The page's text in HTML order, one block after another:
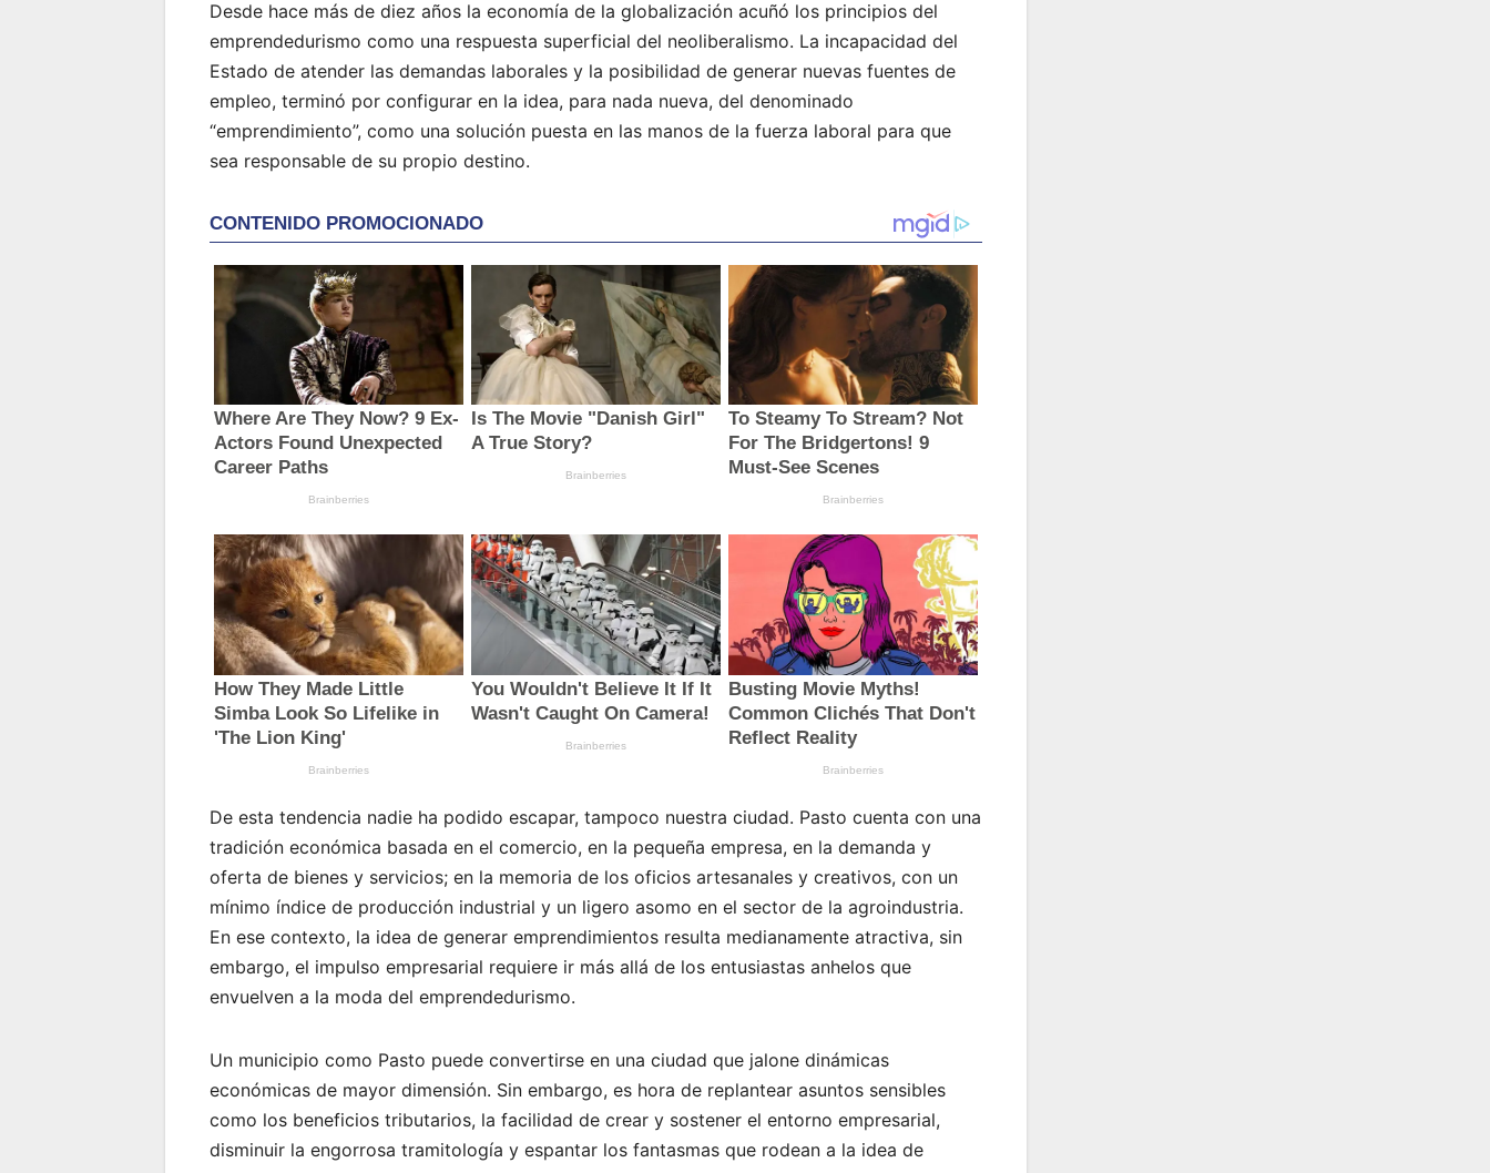
Desde hace más de diez años la economía de la globalización acuñó los principios del
emprendedurismo como una respuesta superficial del neoliberalismo. La incapacidad del
Estado de atender las demandas laborales y la posibilidad de generar nuevas fuentes de
empleo, terminó por configurar en la idea, para nada nueva, del denominado
“emprendimiento”, como una solución puesta en las manos de la fuerza laboral para que
sea responsable de su propio destino.
De esta tendencia nadie ha podido escapar, tampoco nuestra ciudad. Pasto cuenta con una
tradición económica basada en el comercio, en la pequeña empresa, en la demanda y
oferta de bienes y servicios; en la memoria de los oficios artesanales y creativos, con un
mínimo índice de producción industrial y un ligero asomo en el sector de la agroindustria.
En ese contexto, la idea de generar emprendimientos resulta medianamente atractiva, sin
embargo, el impulso empresarial requiere ir más allá de los entusiastas anhelos que
envuelven a la moda del emprendedurismo.
Un municipio como Pasto puede convertirse en una ciudad que jalone dinámicas
económicas de mayor dimensión. Sin embargo, es hora de replantear asuntos sensibles
como los beneficios tributarios, la facilidad de crear y sostener el entorno empresarial,
disminuir la engorrosa tramitología y espantar los fantasmas que rodean a la idea de